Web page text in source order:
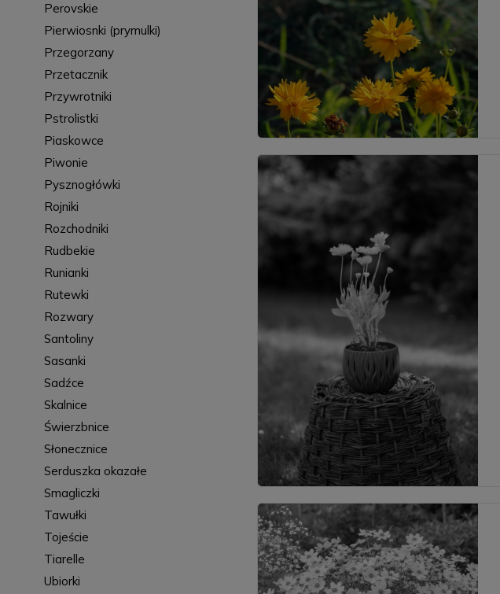
Perovskie
Pierwiosnki (prymulki)
Przegorzany
Przetacznik
Przywrotniki
Pstrolistki
Piaskowce
Piwonie
Pysznogłówki
Rojniki
Rozchodniki
Rudbekie
Runianki
Rutewki
Rozwary
Santoliny
Sasanki
Sadźce
Skalnice
Świerzbnice
Słonecznice
Serduszka okazałe
Smagliczki
Tawułki
Tojeście
Tiarelle
Ubiorki